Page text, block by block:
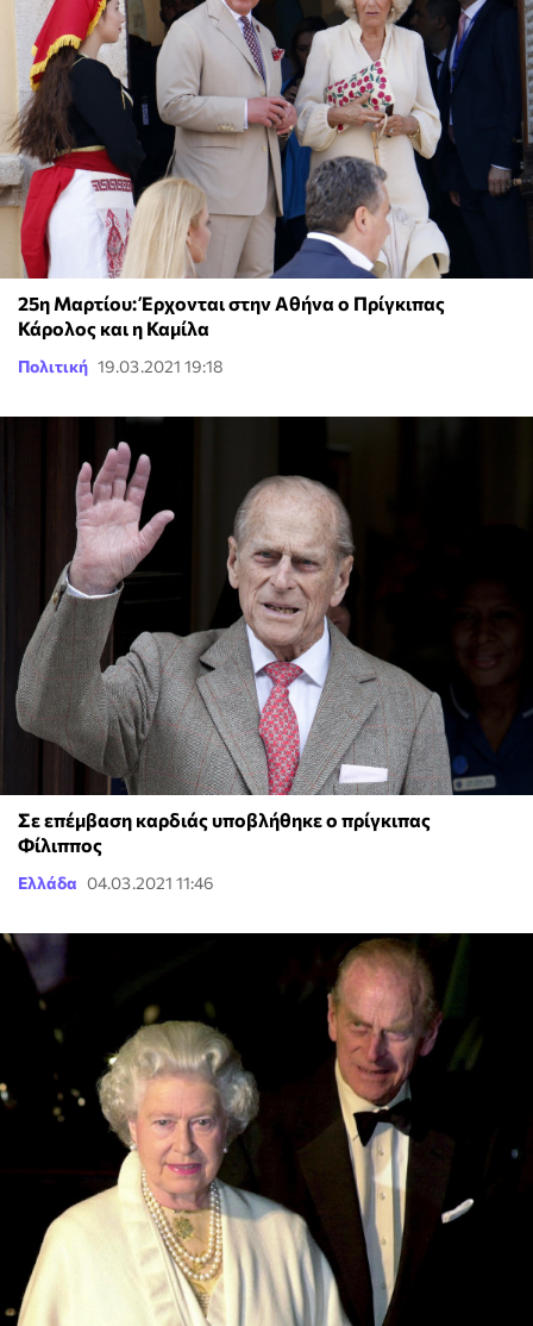
25η Μαρτίου: Έρχονται στην Αθήνα ο Πρίγκιπας
Κάρολος και η Καμίλα
Πολιτική 19.03.2021 19:18
Σε επέμβαση καρδιάς υποβλήθηκε ο πρίγκιπας
Φίλιππος
Ελλάδα 04.03.2021 11:46